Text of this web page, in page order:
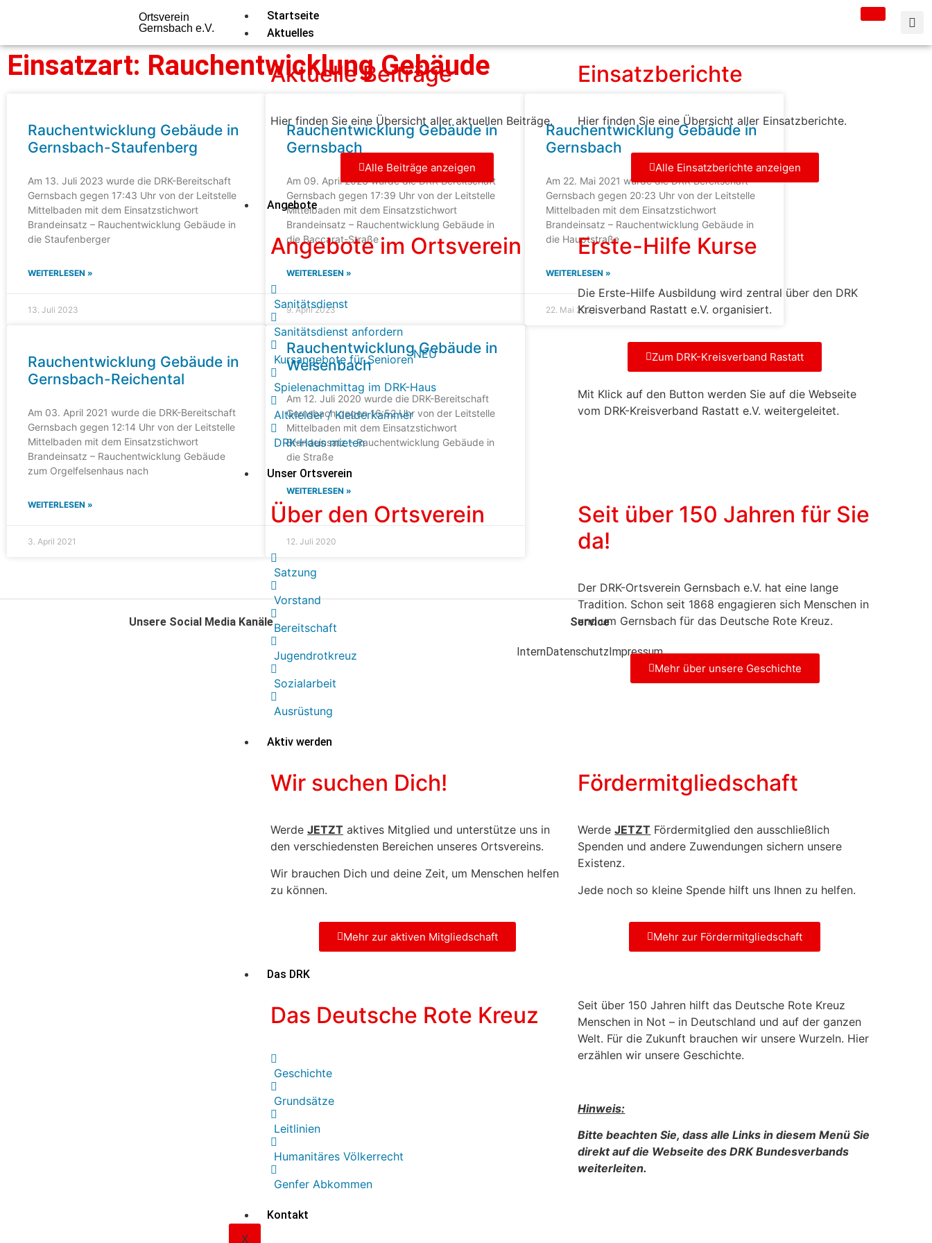
Ortsverein
Gernsbach e.V.
Startseite
Aktuelles
Aktuelle Beiträge
Hier finden Sie eine Übersicht aller aktuellen Beiträge.
Alle Beiträge anzeigen
Einsatzberichte
Hier finden Sie eine Übersicht aller Einsatzberichte.
Alle Einsatzberichte anzeigen
Angebote
Angebote im Ortsverein
Sanitätsdienst
Sanitätsdienst anfordern
Kursangebote für SeniorenNEU
Spielenachmittag im DRK-Haus
Altkleider / Kleiderkammer
DRK-Haus mieten
Erste-Hilfe Kurse
Die Erste-Hilfe Ausbildung wird zentral über den DRK
Kreisverband Rastatt e.V. organisiert.
Zum DRK-Kreisverband Rastatt
Mit Klick auf den Button werden Sie auf die Webseite
vom DRK-Kreisverband Rastatt e.V. weitergeleitet.
Unser Ortsverein
Über den Ortsverein
Satzung
Vorstand
Bereitschaft
Jugendrotkreuz
Sozialarbeit
Ausrüstung
Seit über 150 Jahren für Sie
da!
Der DRK-Ortsverein Gernsbach e.V. hat eine lange
Tradition. Schon seit 1868 engagieren sich Menschen in
und um Gernsbach für das Deutsche Rote Kreuz.
Mehr über unsere Geschichte
Aktiv werden
Wir suchen Dich!
WerdeJETZT aktives Mitglied und unterstütze uns in
den verschiedensten Bereichen unseres Ortsvereins.
Wir brauchen Dich und deine Zeit, um Menschen helfen
zu können.
Mehr zur aktiven Mitgliedschaft
Fördermitgliedschaft
WerdeJETZT Fördermitglied den ausschließlich
Spenden und andere Zuwendungen sichern unsere
Existenz.
Jede noch so kleine Spende hilft uns Ihnen zu helfen.
Mehr zur Fördermitgliedschaft
Das DRK
Das Deutsche Rote Kreuz
Geschichte
Grundsätze
Leitlinien
Humanitäres Völkerrecht
Genfer Abkommen
Seit über 150 Jahren hilft das Deutsche Rote Kreuz
Menschen in Not – in Deutschland und auf der ganzen
Welt. Für die Zukunft brauchen wir unsere Wurzeln. Hier
erzählen wir unsere Geschichte.
Hinweis:
Bitte beachten Sie, dass alle Links in diesem Menü Sie
direkt auf die Webseite des DRK Bundesverbands
weiterleiten.
Kontakt
X
Einsatzart: Rauchentwicklung Gebäude
Rauchentwicklung Gebäude in
Gernsbach-Staufenberg
Am 13. Juli 2023 wurde die DRK-Bereitschaft
Gernsbach gegen 17:43 Uhr von der Leitstelle
Mittelbaden mit dem Einsatzstichwort
Brandeinsatz – Rauchentwicklung Gebäude in
die Staufenberger
WEITERLESEN »
13. Juli 2023
Rauchentwicklung Gebäude in
Gernsbach
Am 09. April 2023 wurde die DRK-Bereitschaft
Gernsbach gegen 17:39 Uhr von der Leitstelle
Mittelbaden mit dem Einsatzstichwort
Brandeinsatz – Rauchentwicklung Gebäude in
die Baccarat-Straße
WEITERLESEN »
9. April 2023
Rauchentwicklung Gebäude in
Gernsbach
Am 22. Mai 2021 wurde die DRK-Bereitschaft
Gernsbach gegen 20:23 Uhr von der Leitstelle
Mittelbaden mit dem Einsatzstichwort
Brandeinsatz – Rauchentwicklung Gebäude in
die Hauptstraße
WEITERLESEN »
22. Mai 2021
Rauchentwicklung Gebäude in
Gernsbach-Reichental
Am 03. April 2021 wurde die DRK-Bereitschaft
Gernsbach gegen 12:14 Uhr von der Leitstelle
Mittelbaden mit dem Einsatzstichwort
Brandeinsatz – Rauchentwicklung Gebäude
zum Orgelfelsenhaus nach
WEITERLESEN »
3. April 2021
Rauchentwicklung Gebäude in
Weisenbach
Am 12. Juli 2020 wurde die DRK-Bereitschaft
Gernsbach gegen 16:52 Uhr von der Leitstelle
Mittelbaden mit dem Einsatzstichwort
Brandeinsatz – Rauchentwicklung Gebäude in
die Straße
WEITERLESEN »
12. Juli 2020
Unsere Social Media Kanäle Service
InternDatenschutzImpressum